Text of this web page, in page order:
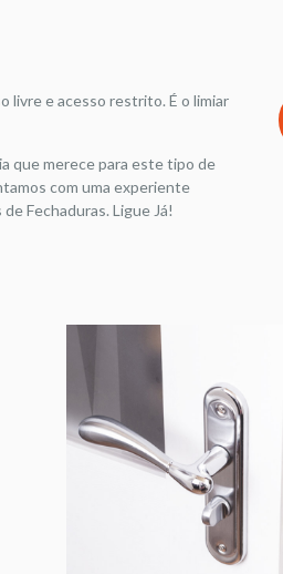
livre e acesso restrito. É o limiar
que merece para este tipo de
com uma experiente
Fechaduras. Ligue Já!